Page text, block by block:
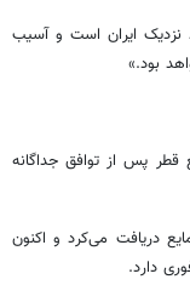
نزدیک ایران است و آسیب
بود.»
قطر پس از توافق جداگانه
حدود ۱۰ محموله گاز مایع دریافت می‌کرد و اکنون
دارد.